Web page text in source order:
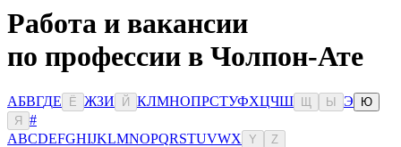
Работа и вакансии
по профессии в Чолпон-Ате
АБВГДЕ Ё ЖЗИ Й КЛМНОПРСТУФХЦЧШ Ы Э
Ю
Я
#
ABCDEFGHIJKLMNOPQRSTUVWX Y Z